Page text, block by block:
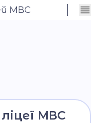
Сховати
МВС
МВС